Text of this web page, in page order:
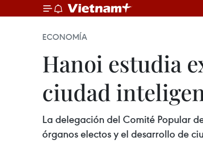
ECONOMÍA
Hanoi estudia
ciudad
La delegación del Comité Popular
órganos electos y el desarrollo de